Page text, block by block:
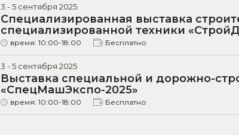
3 -5сентября 2025
Специализированная выставка
специализированной техники
время: 10:00-18:00 Бесплатно
3 -5сентября 2025
Выставка специальной и дорожно-
«СпецМашЭкспо-2025»
время: 10:00-18:00 Бесплатно